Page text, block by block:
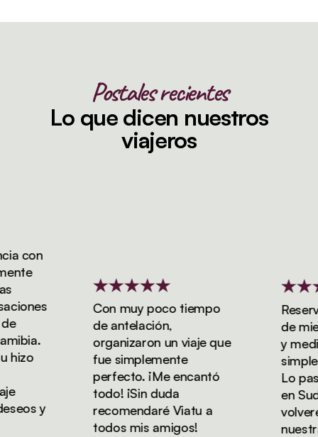
Postales recientes
Lo que dicen nuestros
viajeros
con
y
Con muy poco tiempo
de antelación,
organizaron un viaje que
fue simplemente
perfecto. ¡Me encantó
todo! ¡Sin duda
recomendaré Viatu a
todos mis amigos!
de
y
Lo
en